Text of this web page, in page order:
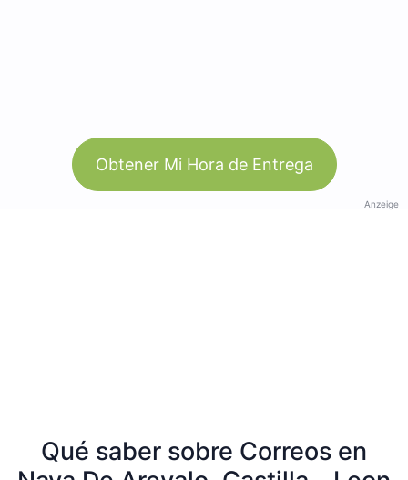
Obtener Mi Hora de Entrega
Anzeige
Qué saber sobre Correos en